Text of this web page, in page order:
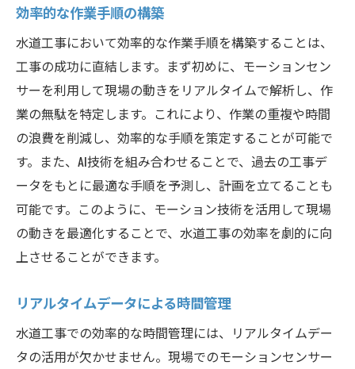
効率的な作業手順の構築
水道工事において効率的な作業手順を構築することは、
工事の成功に直結します。まず初めに、モーションセン
サーを利用して現場の動きをリアルタイムで解析し、作
業の無駄を特定します。これにより、作業の重複や時間
の浪費を削減し、効率的な手順を策定することが可能で
す。また、AI技術を組み合わせることで、過去の工事デ
ータをもとに最適な手順を予測し、計画を立てることも
可能です。このように、モーション技術を活用して現場
の動きを最適化することで、水道工事の効率を劇的に向
上させることができます。
リアルタイムデータによる時間管理
水道工事での効率的な時間管理には、リアルタイムデー
タの活用が欠かせません。現場でのモーションセンサー